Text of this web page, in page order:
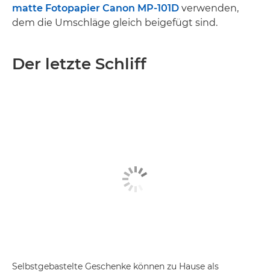
matte Fotopapier Canon MP-101D verwenden,
dem die Umschläge gleich beigefügt sind.
Der letzte Schliff
Selbstgebastelte Geschenke können zu Hause als